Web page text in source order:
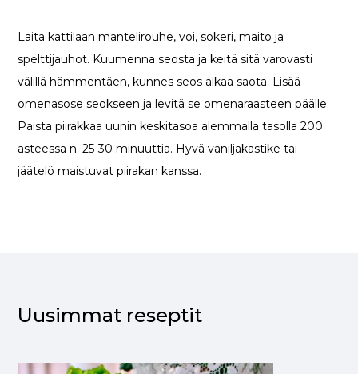
Laita kattilaan mantelirouhe, voi, sokeri, maito ja
spelttijauhot. Kuumenna seosta ja keitä sitä varovasti
välillä hämmentäen, kunnes seos alkaa saota. Lisää
omenasose seokseen ja levitä se omenaraasteen päälle.
Paista piirakkaa uunin keskitasoa alemmalla tasolla 200
asteessa n. 25-30 minuuttia. Hyvä vaniljakastike tai -
jäätelö maistuvat piirakan kanssa.
Uusimmat reseptit